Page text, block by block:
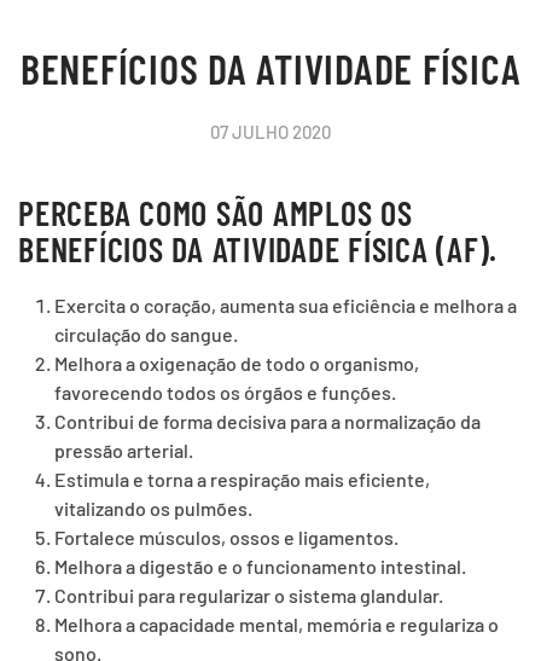
BENEFÍCIOS DA ATIVIDADE FÍSICA
07 JULHO 2020
PERCEBA COMO SÃO AMPLOS OS
BENEFÍCIOS DA ATIVIDADE FÍSICA (AF).
Exercita o coração, aumenta sua eficiência e melhora a
circulação do sangue.
Melhora a oxigenação de todo o organismo,
favorecendo todos os órgãos e funções.
Contribui de forma decisiva para a normalização da
pressão arterial.
Estimula e torna a respiração mais eficiente,
vitalizando os pulmões.
Fortalece músculos, ossos e ligamentos.
Melhora a digestão e o funcionamento intestinal.
Contribui para regularizar o sistema glandular.
Melhora a capacidade mental, memória e regulariza o
sono.